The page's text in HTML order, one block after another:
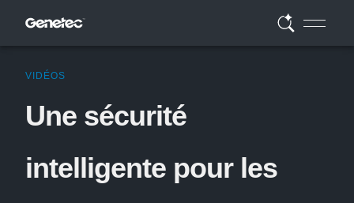
VIDÉOS
Une sécurité
intelligente pour les